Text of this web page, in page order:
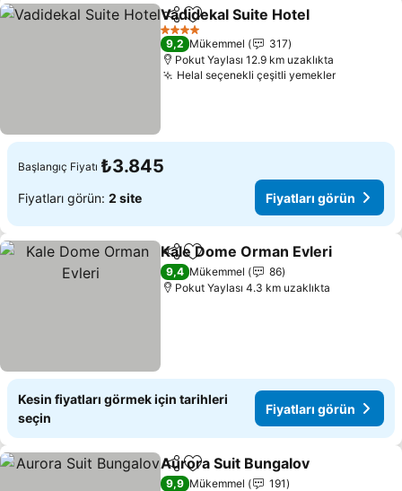
PaylaşFavorilerime ekle
Vadidekal Suite Hotel
4 Yıldız
9,2 Mükemmel
317
Pokut Yaylası 12.9 km uzaklıkta
Helal seçenekli çeşitli yemekler
Başlangıç Fiyatı ₺3.845
Fiyatları görün: 2 site Fiyatları görün
PaylaşFavorilerime ekle
Kale Dome Orman Evleri
9,4 Mükemmel
86
Pokut Yaylası 4.3 km uzaklıkta
Kesin fiyatları görmek için tarihleri
seçin
Fiyatları görün
PaylaşFavorilerime ekle
Aurora Suit Bungalov
9,9 Mükemmel
191